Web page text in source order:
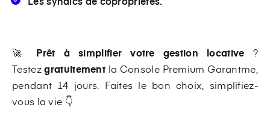
🚀 Prêt à simplifier votre gestion locative ?
Testezgratuitement la Console Premium Garantme,
pendant 14 jours. Faites le bon choix, simplifiez-
vous la vie 👇